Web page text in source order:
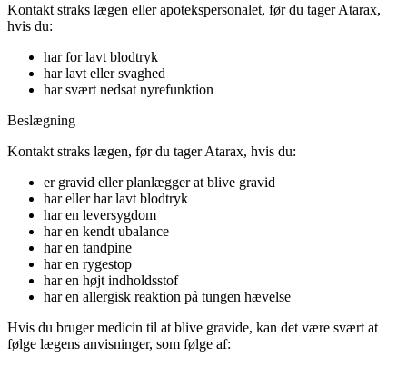
Kontakt straks lægen eller apotekspersonalet, før du tager Atarax,
hvis du:
har for lavt blodtryk
har lavt eller svaghed
har svært nedsat nyrefunktion
Beslægning
Kontakt straks lægen, før du tager Atarax, hvis du:
er gravid eller planlægger at blive gravid
har eller har lavt blodtryk
har en leversygdom
har en kendt ubalance
har en tandpine
har en rygestop
har en højt indholdsstof
har en allergisk reaktion på tungen hævelse
Hvis du bruger medicin til at blive gravide, kan det være svært at
følge lægens anvisninger, som følge af: